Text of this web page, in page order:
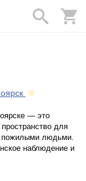
— это
для
пожилыми людьми.
наблюдение и